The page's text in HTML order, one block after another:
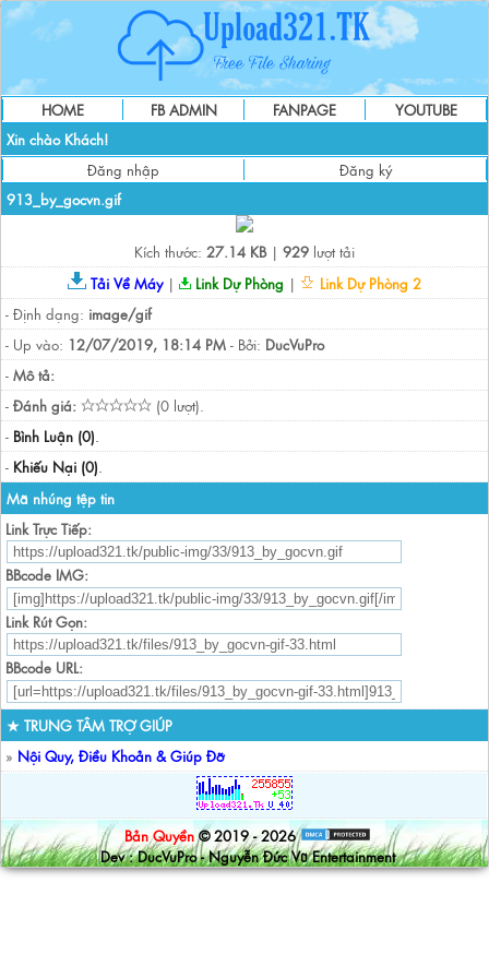
HOME FB ADMIN FANPAGE
YOUTUBE
Xin chào Khách!
Đăng nhập
Đăng ký
913_by_gocvn.gif
Kích thước: 27.14 KB| 929 lượt tải
Tải Về Máy| Link Dự Phòng |
Link Dự Phòng 2
- Định dạng: image/gif
- Up vào: 12/07/2019, 18:14 PM - Bởi: DucVuPro
- Mô tả:
- Đánh giá:
(0 lượt).
- Bình Luận (0).
- Khiếu Nại (0).
Mã nhúng tệp tin
Link Trực Tiếp:
BBcode IMG:
Link Rút Gọn:
BBcode URL:
★ TRUNG TÂM TRỢ GIÚP
» Nội Quy, Điều Khoản & Giúp Đỡ
Bản Quyền © 2019 - 2026
Dev : DucVuPro - Nguyễn Đức Vũ Entertainment